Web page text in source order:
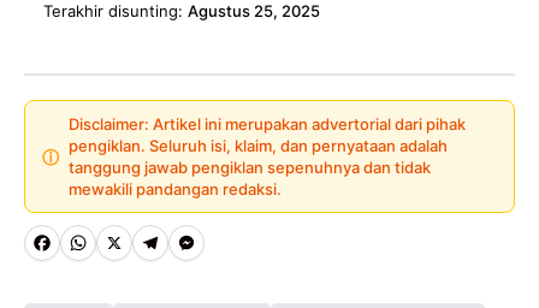
Terakhir disunting: Agustus 25, 2025
ⓘ
Disclaimer: Artikel ini merupakan advertorial dari pihak
pengiklan. Seluruh isi, klaim, dan pernyataan adalah
tanggung jawab pengiklan sepenuhnya dan tidak
mewakili pandangan redaksi.
Fa W
X
Te M